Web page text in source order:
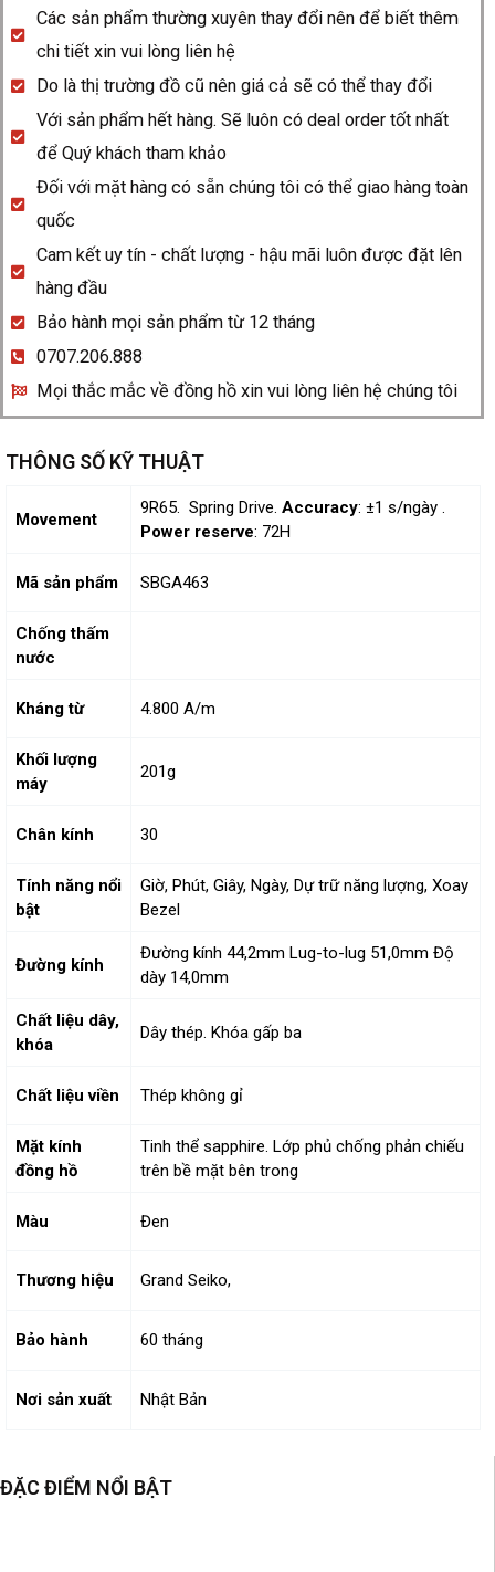
Các sản phẩm thường xuyên thay đổi nên để biết thêm
chi tiết xin vui lòng liên hệ
Do là thị trường đồ cũ nên giá cả sẽ có thể thay đổi
Với sản phẩm hết hàng. Sẽ luôn có deal order tốt nhất
để Quý khách tham khảo
Đối với mặt hàng có sẵn chúng tôi có thể giao hàng toàn
quốc
Cam kết uy tín - chất lượng - hậu mãi luôn được đặt lên
hàng đầu
Bảo hành mọi sản phẩm từ 12 tháng
0707.206.888
Mọi thắc mắc về đồng hồ xin vui lòng liên hệ chúng tôi
ĐẶC ĐIỂM NỔI BẬT
THÔNG SỐ KỸ THUẬT
Movement
9R65. Spring Drive. Accuracy: ±1 s/ngày .
Power reserve: 72H
Mã sản phẩm SBGA463
Chống thấm
nước
Kháng từ 4.800 A/m
Khối lượng
máy
201g
Chân kính 30
Tính năng nổi
bật
Giờ, Phút, Giây, Ngày, Dự trữ năng lượng, Xoay
Bezel
Đường kính
Đường kính 44,2mm Lug-to-lug 51,0mm Độ
dày 14,0mm
Chất liệu dây,
khóa
Dây thép. Khóa gấp ba
Chất liệu viền Thép không gỉ
Mặt kính
đồng hồ
Tinh thể sapphire. Lớp phủ chống phản chiếu
trên bề mặt bên trong
Màu Đen
Thương hiệu Grand Seiko,
Bảo hành 60 tháng
Nơi sản xuất Nhật Bản